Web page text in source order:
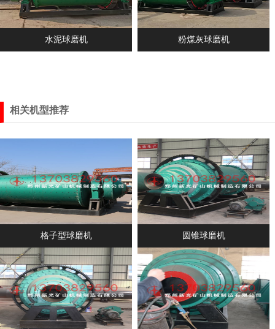
水泥球磨机 粉煤灰球磨机
相关机型推荐
格子型球磨机 圆锥球磨机